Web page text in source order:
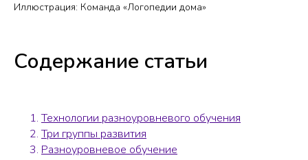
Иллюстрация: Команда «Логопедии дома»
Содержание статьи
Технологии разноуровневого обучения
Три группы развития
Разноуровневое обучение